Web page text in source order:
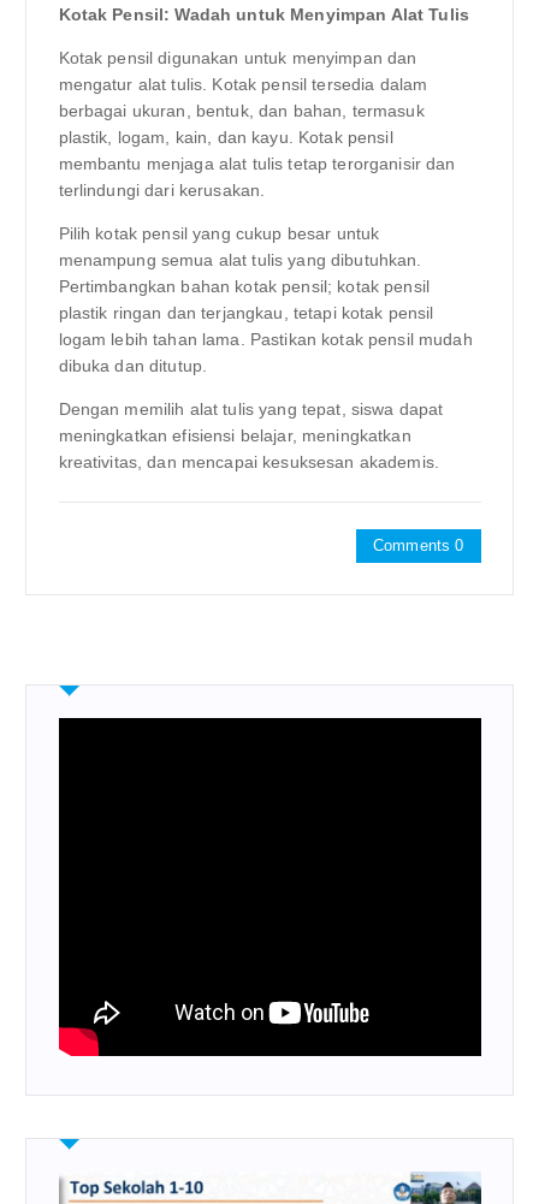
Kotak Pensil: Wadah untuk Menyimpan Alat Tulis
Kotak pensil digunakan untuk menyimpan dan
mengatur alat tulis. Kotak pensil tersedia dalam
berbagai ukuran, bentuk, dan bahan, termasuk
plastik, logam, kain, dan kayu. Kotak pensil
membantu menjaga alat tulis tetap terorganisir dan
terlindungi dari kerusakan.
Pilih kotak pensil yang cukup besar untuk
menampung semua alat tulis yang dibutuhkan.
Pertimbangkan bahan kotak pensil; kotak pensil
plastik ringan dan terjangkau, tetapi kotak pensil
logam lebih tahan lama. Pastikan kotak pensil mudah
dibuka dan ditutup.
Dengan memilih alat tulis yang tepat, siswa dapat
meningkatkan efisiensi belajar, meningkatkan
kreativitas, dan mencapai kesuksesan akademis.
Comments 0